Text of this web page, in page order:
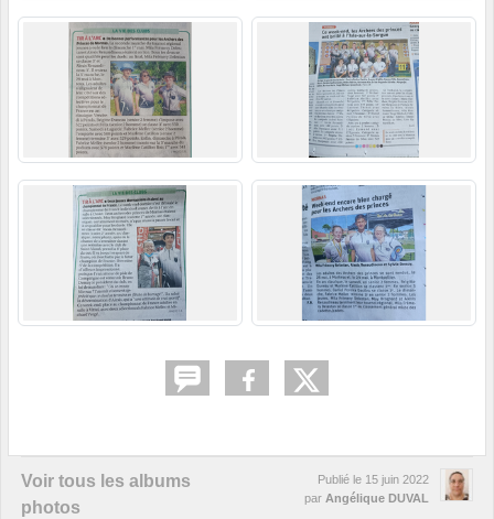
Voir tous les albums
photos
Publié le 15 juin 2022
par Angélique DUVAL